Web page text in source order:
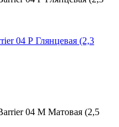
04 Р Глянцевая (2,3